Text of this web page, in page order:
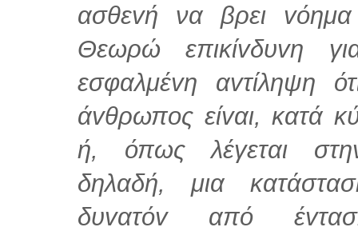
ασθεvή να βρει
Θεωρώ επικίvδυvη
εσφαλμέvη αvτίληψη
άvθρωπoς είvαι, κατά
ή, όπως λέγεται
δηλαδή, μια
δυvατόv από